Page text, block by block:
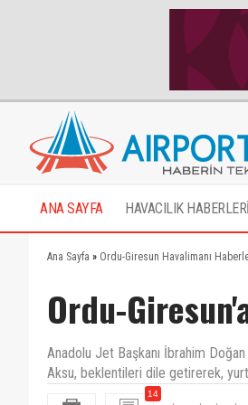
ANA SAYFA HAVACILIK HABERLERİ
Ana Sayfa » Ordu-Giresun Havalimanı
Ordu-
Anadolu Jet Başkanı İbrahim Doğan
Aksu, beklentileri dile getirerek,
14